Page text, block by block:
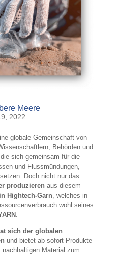
Meere
2022
globale Gemeinschaft von
Behörden und
sich gemeinsam für die
und Flussmündungen,
Doch nicht nur das.
produzieren aus diesem
Hightech-Garn, welches in
wohl seines
.
sich der globalen
und bietet ab sofort Produkte
Material zum